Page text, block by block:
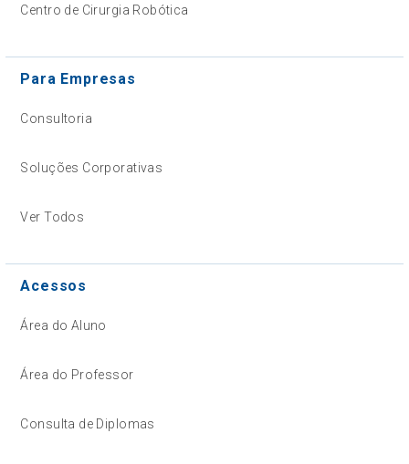
Centro de Cirurgia Robótica
Para Empresas
Consultoria
Soluções Corporativas
Ver Todos
Acessos
Área do Aluno
Área do Professor
Consulta de Diplomas